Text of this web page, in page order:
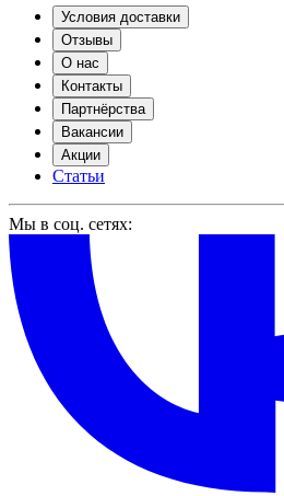
Условия доставки
Отзывы
О нас
Контакты
Партнёрства
Вакансии
Акции
Статьи
Мы в соц. сетях: